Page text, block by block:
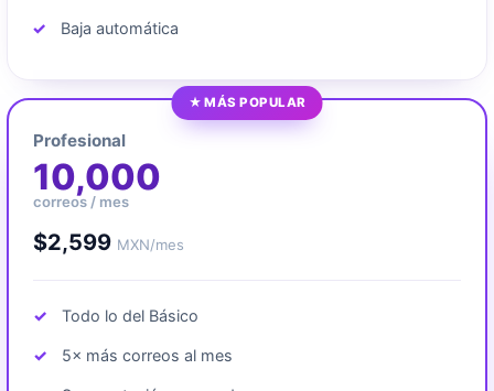
Baja automática
★ MÁS POPULAR
Profesional
10,000
correos / mes
$2,599 MXN/mes
Todo lo del Básico
5× más correos al mes